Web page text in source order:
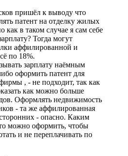
пришёл к выводу что
патент на отделку жилых
как в таком случае я сам себе
Тогда могут
аффилированной и
по 18%.
зарплату наёмным
оформить патент для
, - не подходит, так как
как можно больше
Оформлять недвижимость
- та же аффилированная
- опасно. Каким
можно оформить, чтобы
и не переплачивать по